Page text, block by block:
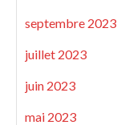
septembre 2023
juillet 2023
juin 2023
mai 2023